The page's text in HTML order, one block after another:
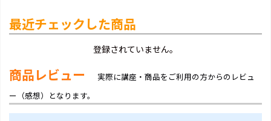
最近チェックした商品
登録されていません。
商品レビュー
実際に講座・商品をご利用の方からのレビュ
ー（感想）となります。